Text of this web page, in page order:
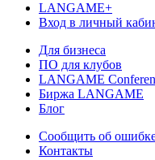
LANGAME+
Вход в личный
Для бизнеса
ПО для клубов
LANGAME
Биржа LANGAME
Блог
Сообщить об
Контакты